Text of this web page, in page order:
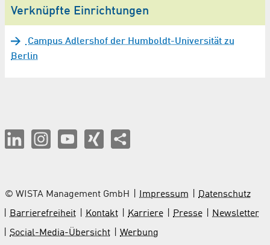
Verknüpfte Einrichtungen
Campus Adlershof der Humboldt-Universität zu
Berlin
© WISTA Management GmbH Impressum
Datenschutz
Barrierefreiheit
Kontakt Karriere Presse
Newsletter
Social-Media-Übersicht
Werbung